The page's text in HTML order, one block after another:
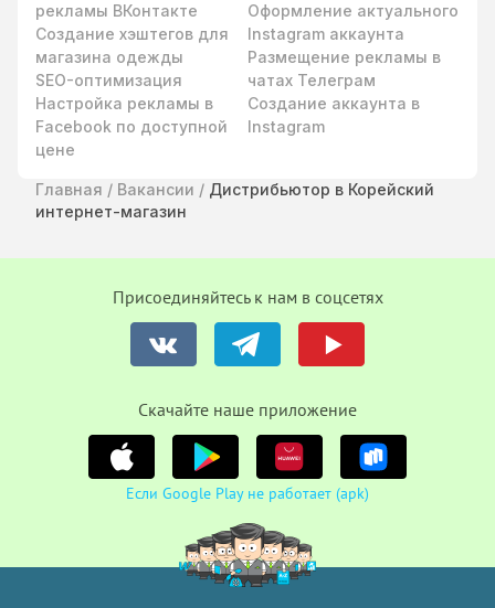
рекламы ВКонтакте
Создание хэштегов для
магазина одежды
SEO-оптимизация
Настройка рекламы в
Facebook по доступной
цене
Оформление актуального
Instagram аккаунта
Размещение рекламы в
чатах Телеграм
Создание аккаунта в
Instagram
Главная / Вакансии / Дистрибьютор в Корейский
интернет-магазин
Присоединяйтесь к нам в соцсетях
Cкачайте наше приложение
Если Google Play не работает (apk)